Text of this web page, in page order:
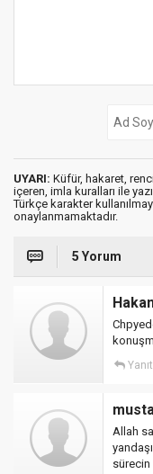
UYARI: Küfür, hakaret,
içeren, imla kuralları ile
Türkçe karakter
onaylanmamaktadır.
5 Yorum
Allah
sürecin